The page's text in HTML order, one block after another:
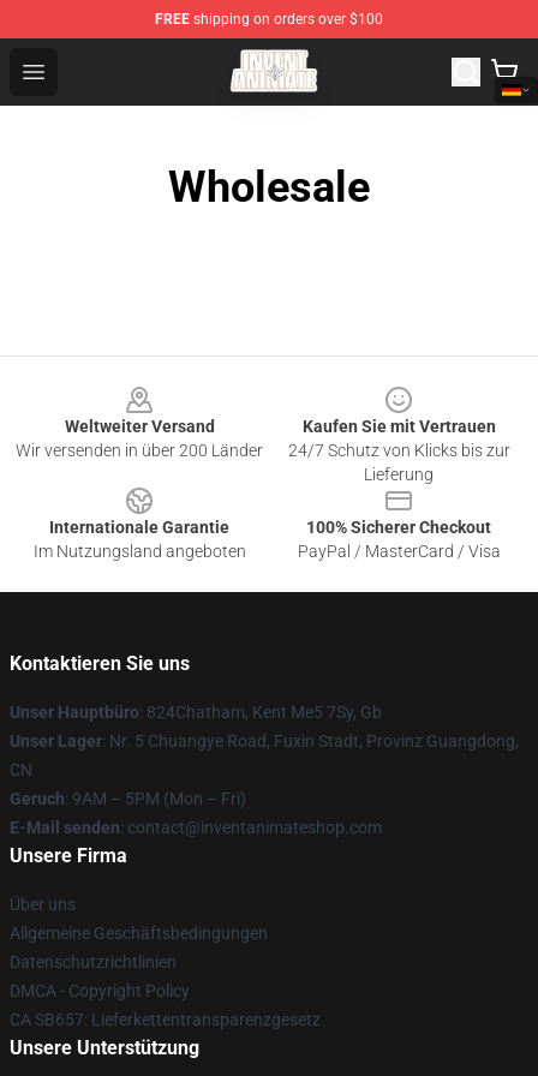
FREE shipping on orders over $100
Open menu
Invent Animate Shop - Official Invent Animate
Wholesale
Weltweiter Versand
Wir versenden in über 200 Länder
Kaufen Sie mit Vertrauen
24/7 Schutz von Klicks bis zur
Lieferung
Internationale Garantie
Im Nutzungsland angeboten
100% Sicherer Checkout
PayPal / MasterCard / Visa
Kontaktieren Sie uns
Unser Hauptbüro: 824Chatham, Kent Me5 7Sy, Gb
Unser Lager: Nr. 5 Chuangye Road, Fuxin Stadt, Provinz Guangdong,
CN
Geruch: 9AM – 5PM (Mon – Fri)
E-Mail senden: contact@inventanimateshop.com
Unsere Firma
Über uns
Allgemeine Geschäftsbedingungen
Datenschutzrichtlinien
DMCA - Copyright Policy
CA SB657: Lieferkettentransparenzgesetz
Unsere Unterstützung